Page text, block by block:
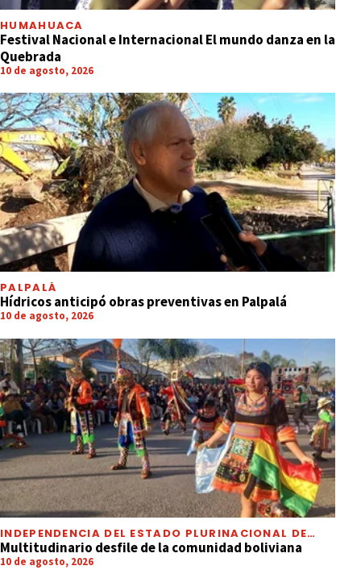
HUMAHUACA
Festival Nacional e Internacional El mundo danza en la
Quebrada
10 de agosto, 2026
PALPALÁ
Hídricos anticipó obras preventivas en Palpalá
10 de agosto, 2026
INDEPENDENCIA DEL ESTADO PLURINACIONAL DE
BOLIVIA
Multitudinario desfile de la comunidad boliviana
10 de agosto, 2026